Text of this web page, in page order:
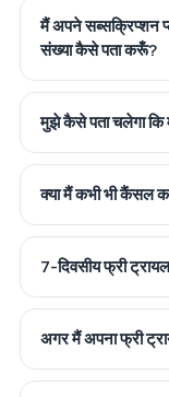
मैं अपने सब्सक्रिप्शन
संख्या कैसे पता करूँ?
मुझे कैसे पता चलेगा कि
क्या मैं कभी भी कैंसल
7-दिवसीय फ्री
अगर मैं अपना फ्री